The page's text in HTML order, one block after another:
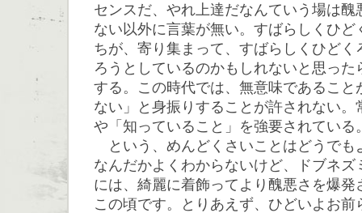
センスだ、やれ上達だなんていう場は醜
ない以外に言葉が無い。すばらしくひど
ちが、寄り集まって、すばらしくひどく
ろうとしているのかもしれないと思っ
する。この時代では、無意味であること
ない」と身振りすることが許されない。
や「知っていること」を強要されている
という、めんどくさいことはどうでも
なんだかよくわからないけど、ドブネズ
には、綺麗に着飾ってより醜悪さを爆発
この頃です。とりあえず、ひどいよお